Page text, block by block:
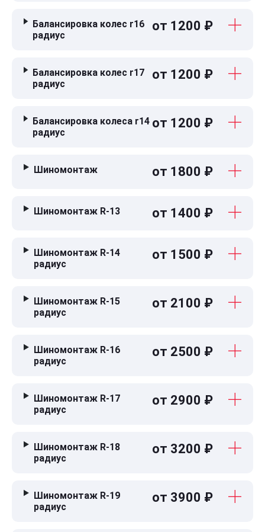
Балансировка колес r16
радиус
от 1200 ₽
Балансировка колес r17
радиус
от 1200 ₽
Балансировка колеса r14
радиус
от 1200 ₽
Шиномонтаж от 1800 ₽
Шиномонтаж R-13 от 1400 ₽
Шиномонтаж R-14
радиус
от 1500 ₽
Шиномонтаж R-15
радиус
от 2100 ₽
Шиномонтаж R-16
радиус
от 2500 ₽
Шиномонтаж R-17
радиус
от 2900 ₽
Шиномонтаж R-18
радиус
от 3200 ₽
Шиномонтаж R-19
радиус
от 3900 ₽